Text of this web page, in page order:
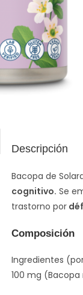
Descripción
Bacopa de
cognitivo. Se
trastorno por
Composición
Ingredientes
100 mg